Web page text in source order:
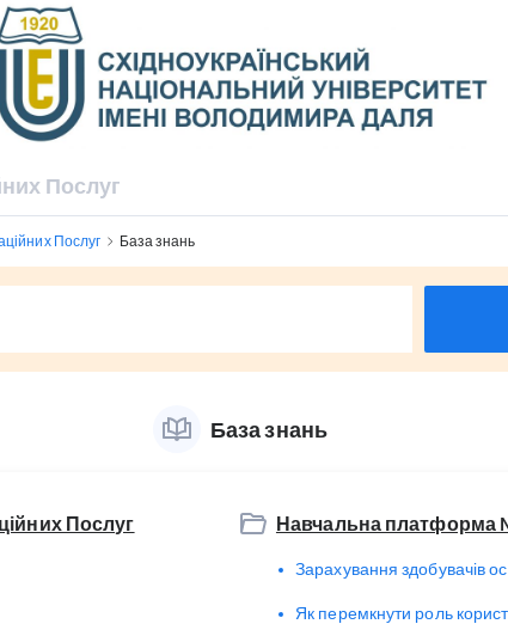
Послуг
Послуг База знань
База знань
Послуг Навчальна платформа
Зарахування здобувачів
Як перемкнути роль